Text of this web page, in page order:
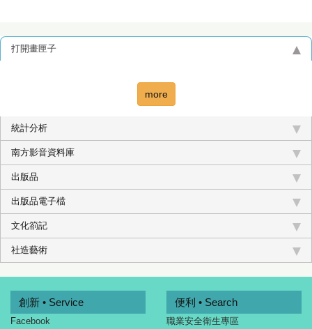
打開畫匣子
more
統計分析
南方影音資料庫
出版品
出版品電子檔
文化箚記
社造藝術
創新 • Service
Facebook
便利 • Search
職業安全衛生專區